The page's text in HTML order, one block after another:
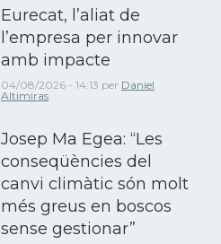
Eurecat, l’aliat de
l’empresa per innovar
amb impacte
04/08/2026 - 14:13 per Daniel
Altimiras
Josep Ma Egea: “Les
conseqüències del
canvi climàtic són molt
més greus en boscos
sense gestionar”